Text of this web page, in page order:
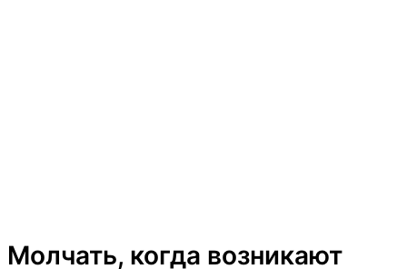
Молчать, когда возникают